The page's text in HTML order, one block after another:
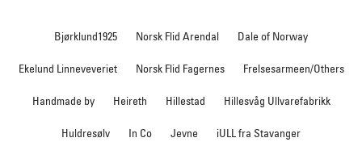
Bjørklund1925 Norsk Flid Arendal Dale of Norway
Ekelund Linneveveriet Norsk Flid Fagernes Frelsesarmeen/Others
Handmade by Heireth Hillestad Hillesvåg Ullvarefabrikk
Huldresølv In Co Jevne iULL fra Stavanger